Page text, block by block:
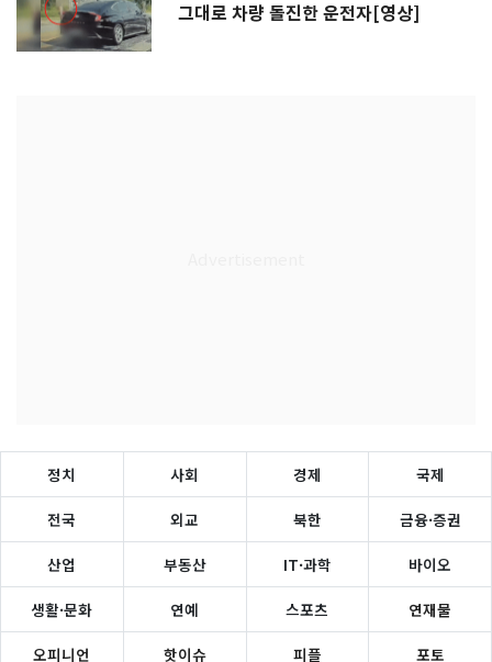
그대로 차량 돌진한 운전자[영상]
정치 사회 경제 국제
전국 외교 북한 금융·증권
산업 부동산 IT·과학 바이오
생활·문화 연예 스포츠 연재물
오피니언 핫이슈 피플 포토